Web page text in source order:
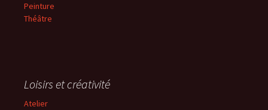
Peinture
Théâtre
Loisirs et créativité
Atelier